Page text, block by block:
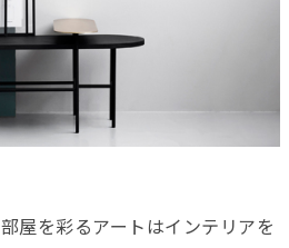
屋を彩るアートはインテリアを